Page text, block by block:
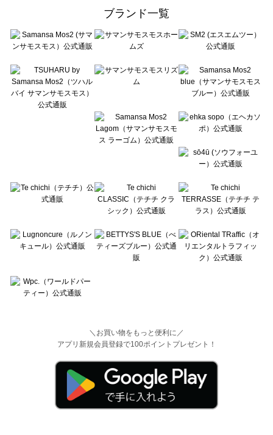
sō4ū（ソウフォーユー）のボトムス一覧
Te chichi（テチチ）のボトムス一覧
Te chichi CLASSIC（テチチ クラシック）のボトムス一覧
Lugnoncure（ルノンキュール）のボトムス一覧
BETTY'S BLUE（べティーズブルー）のボトムス一覧
Wpc.（ワールドパーティー）のボトムス一覧
ブランド一覧
＼お買い物をもっと便利に／
アプリ新規会員登録で100ポイントプレゼント！